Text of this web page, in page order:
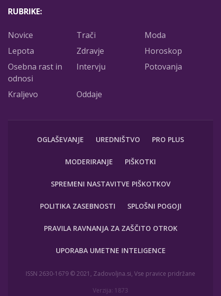
RUBRIKE:
Novice Trači
Moda
Lepota
Zdravje
Horoskop
Osebna rast in
odnosi
Intervju Potovanja
Kraljevo Oddaje
OGLAŠEVANJE UREDNIŠTVO PRO PLUS
MODERIRANJE PIŠKOTKI
SPREMENI NASTAVITVE PIŠKOTKOV
POLITIKA ZASEBNOSTI SPLOŠNI POGOJI
PRAVILA RAVNANJA ZA ZAŠČITO OTROK
UPORABA UMETNE INTELIGENCE
ISSN 2630-1679 © 2021, Zadovoljna.si, Vse pravice pridržane
Verzija: 1873